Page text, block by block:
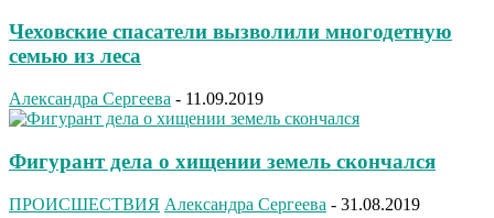
Чеховские спасатели вызволили многодетную
семью из леса
Александра Сергеева - 11.09.2019
Фигурант дела о хищении земель скончался
ПРОИСШЕСТВИЯ Александра Сергеева - 31.08.2019